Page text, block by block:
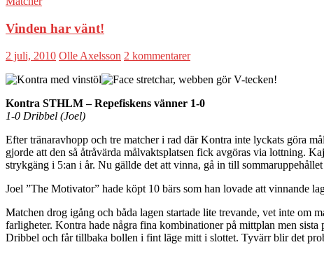
Vinden har vänt!
2 juli, 2010 Olle Axelsson 2 kommentarer
Kontra STHLM – Repefiskens vänner 1-0
1-0 Dribbel (Joel)
Efter tränaravhopp och tre matcher i rad där Kontra inte lyckats göra
gjorde att den så åtråvärda målvaktsplatsen fick avgöras via lottning.
strykgäng i 5:an i år. Nu gällde det att vinna, gå in till
Joel ”The Motivator” hade köpt 10 bärs som han lovade att vinnande
Matchen drog igång och båda lagen startade lite trevande, vet inte om
farligheter. Kontra hade några fina kombinationer på mittplan men
Dribbel och får tillbaka bollen i fint läge mitt i slottet. Tyvärr blir det